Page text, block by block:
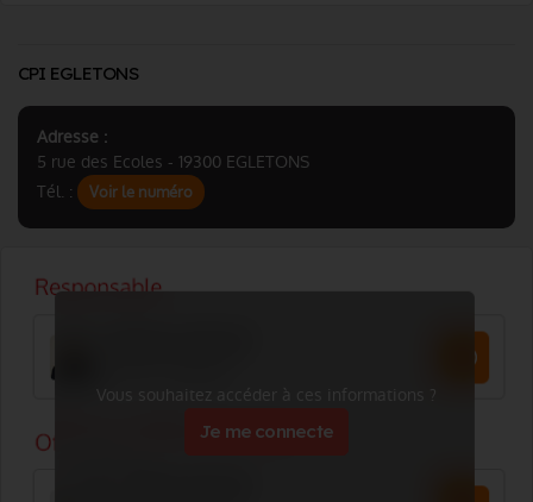
CPI EGLETONS
Adresse :
5 rue des Ecoles - 19300 EGLETONS
Tél. :
Voir le numéro
Vous souhaitez accéder à ces informations ?
Je me connecte